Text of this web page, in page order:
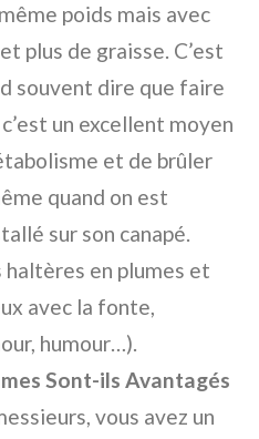
poids mais avec
plus de graisse. C’est
souvent dire que faire
un excellent moyen
et de brûler
quand on est
sur son canapé.
haltères en plumes et
avec la fonte,
humour…).
Sont-ils Avantagés
vous avez un